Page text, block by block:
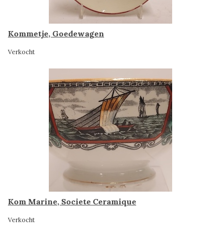
Kommetje, Goedewagen
Verkocht
Kom Marine, Societe Ceramique
Verkocht